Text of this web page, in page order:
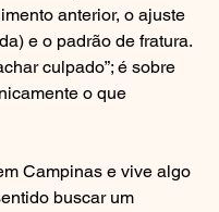
anterior, o ajuste
e o padrão de fratura.
culpado”; é sobre
o que
Campinas e vive algo
buscar um